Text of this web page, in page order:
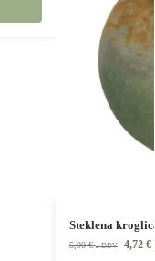
Steklena
5,90€ z DDV 4,72 €